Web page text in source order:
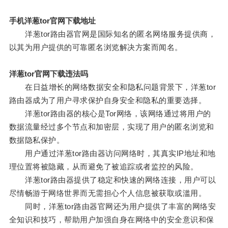
手机洋葱tor官网下载地址
洋葱tor路由器官网是国际知名的匿名网络服务提供商，
以其为用户提供的可靠匿名浏览解决方案而闻名。
洋葱tor官网下载违法吗
在日益增长的网络数据安全和隐私问题背景下，洋葱tor
路由器成为了用户寻求保护自身安全和隐私的重要选择。
洋葱tor路由器的核心是Tor网络，该网络通过将用户的
数据流量经过多个节点和加密层，实现了用户的匿名浏览和
数据隐私保护。
用户通过洋葱tor路由器访问网络时，其真实IP地址和地
理位置将被隐藏，从而避免了被追踪或者监控的风险。
洋葱tor路由器提供了稳定和快速的网络连接，用户可以
尽情畅游于网络世界而无需担心个人信息被获取或滥用。
同时，洋葱tor路由器官网还为用户提供了丰富的网络安
全知识和技巧，帮助用户加强自身在网络中的安全意识和保